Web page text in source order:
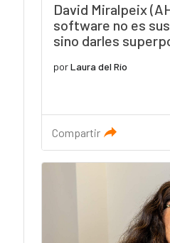
David Miralpeix
software no es
sino darles
porLaura del Río
Compartir